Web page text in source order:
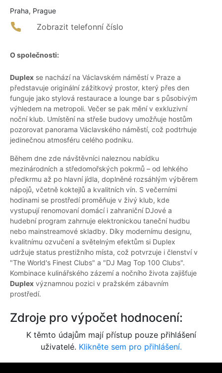
Praha, Prague
Zobrazit telefonní číslo
O společnosti:
Duplex se nachází na Václavském náměstí v Praze a
představuje originální zážitkový prostor, který přes den
funguje jako stylová restaurace a lounge bar s působivým
výhledem na metropoli. Večer se pak mění v exkluzivní
noční klub. Umístění na střeše budovy umožňuje hostům
pozorovat panorama Václavského náměstí, což podtrhuje
jedinečnou atmosféru celého podniku.
Během dne zde návštěvníci naleznou nabídku
mezinárodních a středomořských pokrmů – od lehkého
předkrmu až po hlavní jídla, doplněné rozsáhlým výběrem
nápojů, včetně koktejlů a kvalitních vín. S večerními
hodinami se prostředí proměňuje v živý klub, kde
vystupují renomovaní domácí i zahraniční DJové a
hudební program zahrnuje elektronickou taneční hudbu
nebo mainstreamové skladby. Díky modernímu designu,
kvalitnímu ozvučení a světelným efektům si Duplex
udržuje status prestižního místa, což potvrzuje i členství v
"The World's Finest Clubs" a "DJ Mag Top 100 Clubs".
Kombinace kulinářského zázemí a nočního života zajišťuje
Duplex významnou pozici v pražském zábavním
prostředí.
Zdroje pro výpočet hodnocení:
K těmto údajům mají přístup pouze přihlášení
uživatelé. Klikněte sem pro přihlášení.